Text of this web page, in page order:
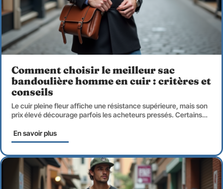
Comment choisir le meilleur sac
bandoulière homme en cuir : critères et
conseils
Le cuir pleine fleur affiche une résistance supérieure, mais son
prix élevé décourage parfois les acheteurs pressés. Certains…
En savoir plus